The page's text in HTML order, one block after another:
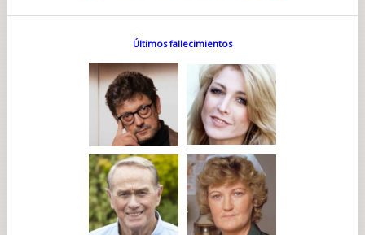
Últimos fallecimientos